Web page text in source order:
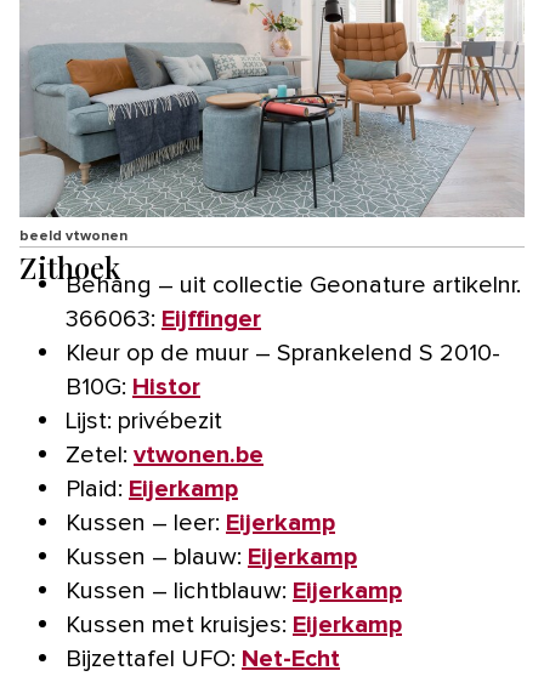
beeld vtwonen
Zithoek
Behang – uit collectie Geonature artikelnr.
366063: Eijffinger
Kleur op de muur – Sprankelend S 2010-
B10G: Histor
Lijst: privébezit
Zetel: vtwonen.be
Plaid: Eijerkamp
Kussen – leer: Eijerkamp
Kussen – blauw: Eijerkamp
Kussen – lichtblauw: Eijerkamp
Kussen met kruisjes: Eijerkamp
Bijzettafel UFO: Net-Echt